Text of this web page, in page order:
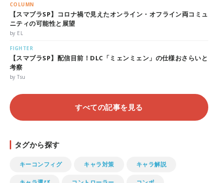
COLUMN
【スマブラSP】コロナ禍で見えたオンライン・オフライン両コミュ
ニティの可能性と展望
by EL
FIGHTER
【スマブラSP】配信目前！DLC「ミェンミェン」の仕様おさらいと
考察
by Tsu
すべての記事を見る
タグから探す
キーコンフィグ キャラ対策 キャラ解説